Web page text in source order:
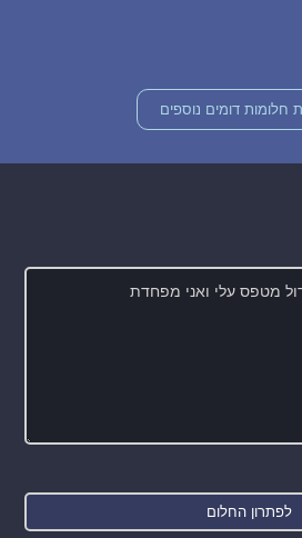
חלומות דומים נוספים